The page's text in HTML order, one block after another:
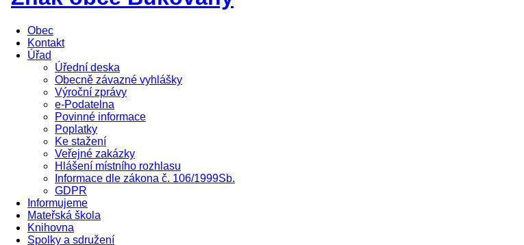
Obec
Kontakt
Úřad
Úřední deska
Obecně závazné vyhlášky
Výroční zprávy
e-Podatelna
Povinné informace
Poplatky
Ke stažení
Veřejné zakázky
Hlášení místního rozhlasu
Informace dle zákona č. 106/1999Sb.
GDPR
Informujeme
Mateřská škola
Knihovna
Spolky a sdružení